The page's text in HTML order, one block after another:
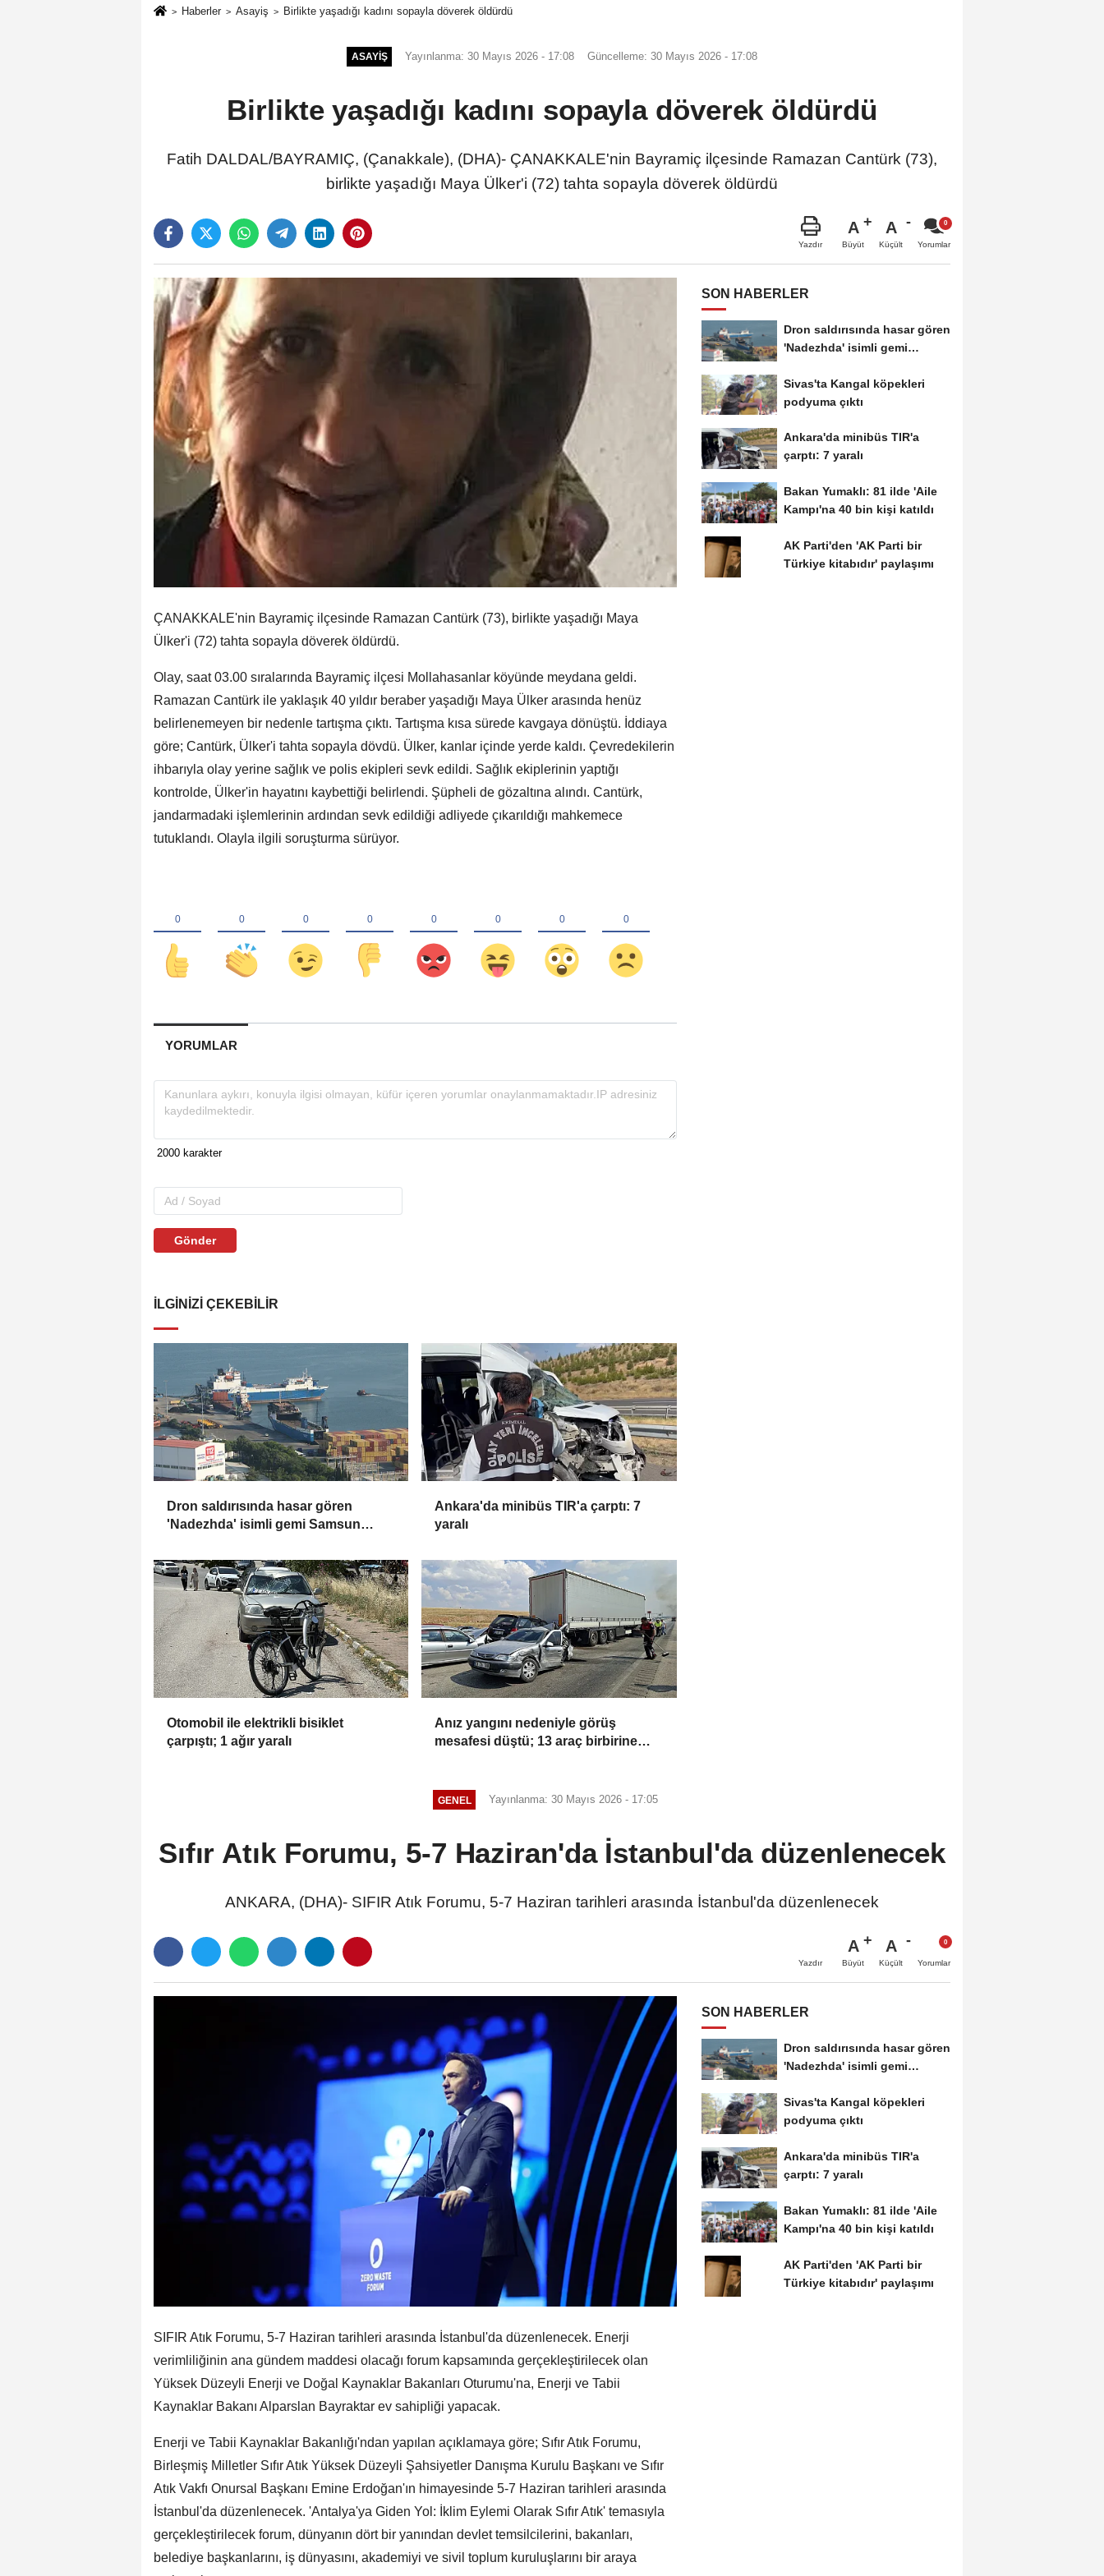
Haberler Asayiş Birlikte yaşadığı kadını sopayla döverek öldürdü
ASAYIŞ Yayınlanma: 30 Mayıs 2026 - 17:08 Güncelleme: 30 Mayıs 2026 - 17:08
Birlikte yaşadığı kadını sopayla döverek öldürdü
Fatih DALDAL/BAYRAMIÇ, (Çanakkale), (DHA)- ÇANAKKALE'nin Bayramiç ilçesinde Ramazan Cantürk (73),
birlikte yaşadığı Maya Ülker'i (72) tahta sopayla döverek öldürdü
Yazdır
A
Büyüt
A
Küçült Yorumlar
ÇANAKKALE'nin Bayramiç ilçesinde Ramazan Cantürk (73), birlikte yaşadığı Maya
Ülker'i (72) tahta sopayla döverek öldürdü.
Olay, saat 03.00 sıralarında Bayramiç ilçesi Mollahasanlar köyünde meydana geldi.
Ramazan Cantürk ile yaklaşık 40 yıldır beraber yaşadığı Maya Ülker arasında henüz
belirlenemeyen bir nedenle tartışma çıktı. Tartışma kısa sürede kavgaya dönüştü. İddiaya
göre; Cantürk, Ülker'i tahta sopayla dövdü. Ülker, kanlar içinde yerde kaldı. Çevredekilerin
ihbarıyla olay yerine sağlık ve polis ekipleri sevk edildi. Sağlık ekiplerinin yaptığı
kontrolde, Ülker'in hayatını kaybettiği belirlendi. Şüpheli de gözaltına alındı. Cantürk,
jandarmadaki işlemlerinin ardından sevk edildiği adliyede çıkarıldığı mahkemece
tutuklandı. Olayla ilgili soruşturma sürüyor.
YORUMLAR
Gönder
İLGINIZI ÇEKEBILIR
Dron saldırısında hasar gören
'Nadezhda' isimli gemi Samsun
Ankara'da minibüs TIR'a çarptı: 7
yaralı
Otomobil ile elektrikli bisiklet
çarpıştı; 1 ağır yaralı
Anız yangını nedeniyle görüş
mesafesi düştü; 13 araç birbirine
SON HABERLER
Dron saldırısında hasar gören
'Nadezhda' isimli gemi
Sivas'ta Kangal köpekleri
podyuma çıktı
Ankara'da minibüs TIR'a
çarptı: 7 yaralı
Bakan Yumaklı: 81 ilde 'Aile
Kampı'na 40 bin kişi katıldı
AK Parti'den 'AK Parti bir
Türkiye kitabıdır' paylaşımı
GENEL Yayınlanma: 30 Mayıs 2026 - 17:05
Sıfır Atık Forumu, 5-7 Haziran'da İstanbul'da düzenlenecek
ANKARA, (DHA)- SIFIR Atık Forumu, 5-7 Haziran tarihleri arasında İstanbul'da düzenlenecek
Yazdır
A
Büyüt
A
Küçült Yorumlar
SIFIR Atık Forumu, 5-7 Haziran tarihleri arasında İstanbul'da düzenlenecek. Enerji
verimliliğinin ana gündem maddesi olacağı forum kapsamında gerçekleştirilecek olan
Yüksek Düzeyli Enerji ve Doğal Kaynaklar Bakanları Oturumu'na, Enerji ve Tabii
Kaynaklar Bakanı Alparslan Bayraktar ev sahipliği yapacak.
Enerji ve Tabii Kaynaklar Bakanlığı'ndan yapılan açıklamaya göre; Sıfır Atık Forumu,
Birleşmiş Milletler Sıfır Atık Yüksek Düzeyli Şahsiyetler Danışma Kurulu Başkanı ve Sıfır
Atık Vakfı Onursal Başkanı Emine Erdoğan'ın himayesinde 5-7 Haziran tarihleri arasında
İstanbul'da düzenlenecek. 'Antalya'ya Giden Yol: İklim Eylemi Olarak Sıfır Atık' temasıyla
gerçekleştirilecek forum, dünyanın dört bir yanından devlet temsilcilerini, bakanları,
belediye başkanlarını, iş dünyasını, akademiyi ve sivil toplum kuruluşlarını bir araya
SON HABERLER
Dron saldırısında hasar gören
'Nadezhda' isimli gemi
Sivas'ta Kangal köpekleri
podyuma çıktı
Ankara'da minibüs TIR'a
çarptı: 7 yaralı
Bakan Yumaklı: 81 ilde 'Aile
Kampı'na 40 bin kişi katıldı
AK Parti'den 'AK Parti bir
Türkiye kitabıdır' paylaşımı